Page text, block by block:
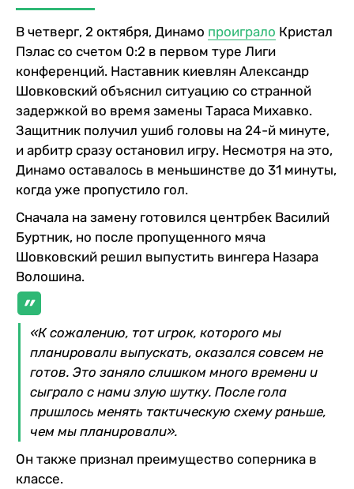
В четверг, 2 октября, Динамо проиграло Кристал
Пэлас со счетом 0:2 в первом туре Лиги
конференций. Наставник киевлян Александр
Шовковский объяснил ситуацию со странной
задержкой во время замены Тараса Михавко.
Защитник получил ушиб головы на 24-й минуте,
и арбитр сразу остановил игру. Несмотря на это,
Динамо оставалось в меньшинстве до 31 минуты,
когда уже пропустило гол.
Сначала на замену готовился центрбек Василий
Буртник, но после пропущенного мяча
Шовковский решил выпустить вингера Назара
Волошина.
«К сожалению, тот игрок, которого мы
планировали выпускать, оказался совсем не
готов. Это заняло слишком много времени и
сыграло с нами злую шутку. После гола
пришлось менять тактическую схему раньше,
чем мы планировали».
Он также признал преимущество соперника в
классе.